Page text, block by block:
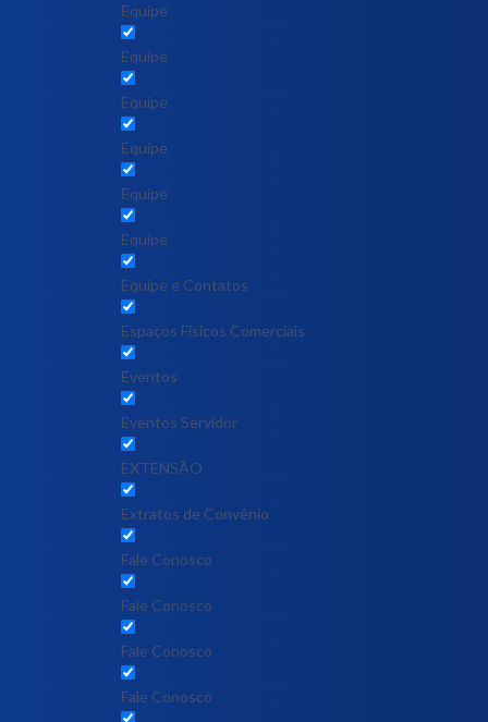
Equipe
Equipe
Equipe
Equipe
Equipe
Equipe
Equipe e Contatos
Espaços Físicos Comerciais
Eventos
Eventos Servidor
EXTENSÃO
Extratos de Convênio
Fale Conosco
Fale Conosco
Fale Conosco
Fale Conosco